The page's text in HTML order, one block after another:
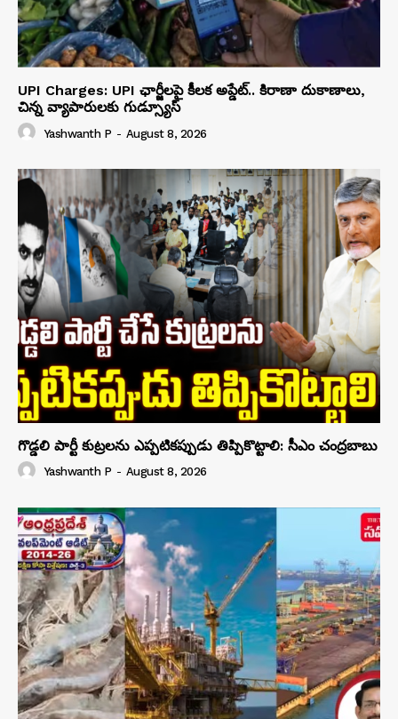
UPI Charges: UPI ఛార్జీలపై కీలక అప్డేట్.. కిరాణా దుకాణాలు,
చిన్న వ్యాపారులకు గుడ్స్యూస్
Yashwanth P - August 8, 2026
గొడ్డలి పార్టీ కుట్రలను ఎప్పటికప్పుడు తిప్పికొట్టాలి: సీఎం చంద్రబాబు
Yashwanth P - August 8, 2026